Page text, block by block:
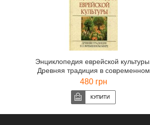
Энциклопедия еврейской культуры.
Древняя традиция в современном
мире. (Раввин Иосиф Телушкин)
480 грн